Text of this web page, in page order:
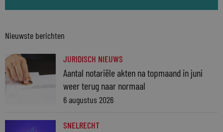
Nieuwste berichten
JURIDISCH NIEUWS
Aantal notariële akten na topmaand in juni
weer terug naar normaal
6 augustus 2026
SNELRECHT